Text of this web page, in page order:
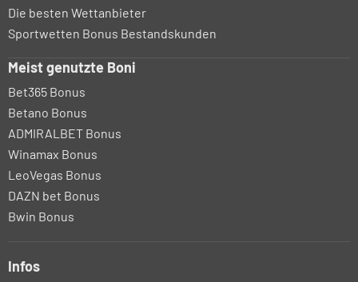
Die besten Wettanbieter
Sportwetten Bonus Bestandskunden
Meist genutzte Boni
Bet365 Bonus
Betano Bonus
ADMIRALBET Bonus
Winamax Bonus
LeoVegas Bonus
DAZN bet Bonus
Bwin Bonus
Infos